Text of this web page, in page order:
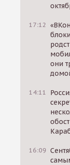
17:12
они
14:11
16:09